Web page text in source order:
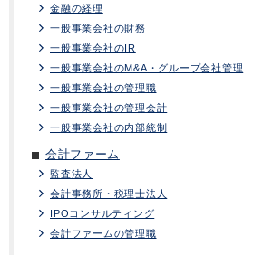
金融の経理
一般事業会社の財務
一般事業会社のIR
一般事業会社のM&A・グループ会社管理
一般事業会社の管理職
一般事業会社の管理会計
一般事業会社の内部統制
会計ファーム
監査法人
会計事務所・税理士法人
IPOコンサルティング
会計ファームの管理職